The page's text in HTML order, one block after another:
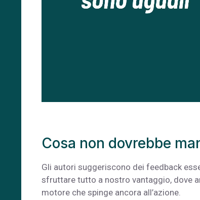
Cosa non dovrebbe
Gli autori suggeriscono dei feedback
sfruttare tutto a nostro vantaggio, dove
motore che spinge ancora all’azione.